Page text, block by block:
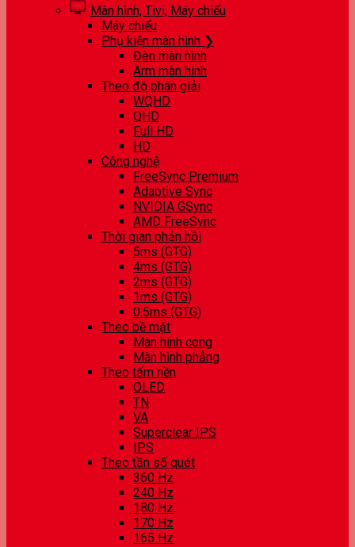
Màn hình, Tivi, Máy chiếu
Máy chiếu
Phụ kiện màn hình ❯
Đèn màn hình
Arm màn hình
Theo độ phân giải
WQHD
QHD
Full HD
HD
Công nghệ
FreeSync Premium
Adaptive Sync
NVIDIA GSync
AMD FreeSync
Thời gian phản hồi
5ms (GTG)
4ms (GTG)
2ms (GTG)
1ms (GTG)
0.5ms (GTG)
Theo bề mặt
Màn hình cong
Màn hình phẳng
Theo tấm nền
OLED
TN
VA
Superclear IPS
IPS
Theo tần số quét
360 Hz
240 Hz
180 Hz
170 Hz
165 Hz